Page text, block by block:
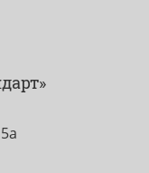
5а